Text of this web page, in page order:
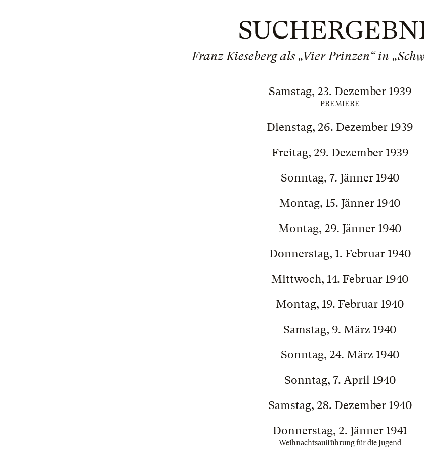
Franz Kieseberg als „Vier Prinzen“ in
Samstag, 23. Dezember 1939
PREMIERE
Dienstag, 26. Dezember 1939
Freitag, 29. Dezember 1939
Sonntag, 7. Jänner 1940
Montag, 15. Jänner 1940
Montag, 29. Jänner 1940
Donnerstag, 1. Februar 1940
Mittwoch, 14. Februar 1940
Montag, 19. Februar 1940
Samstag, 9. März 1940
Sonntag, 24. März 1940
Sonntag, 7. April 1940
Samstag, 28. Dezember 1940
Donnerstag, 2. Jänner 1941
Weihnachtsaufführung für die Jugend